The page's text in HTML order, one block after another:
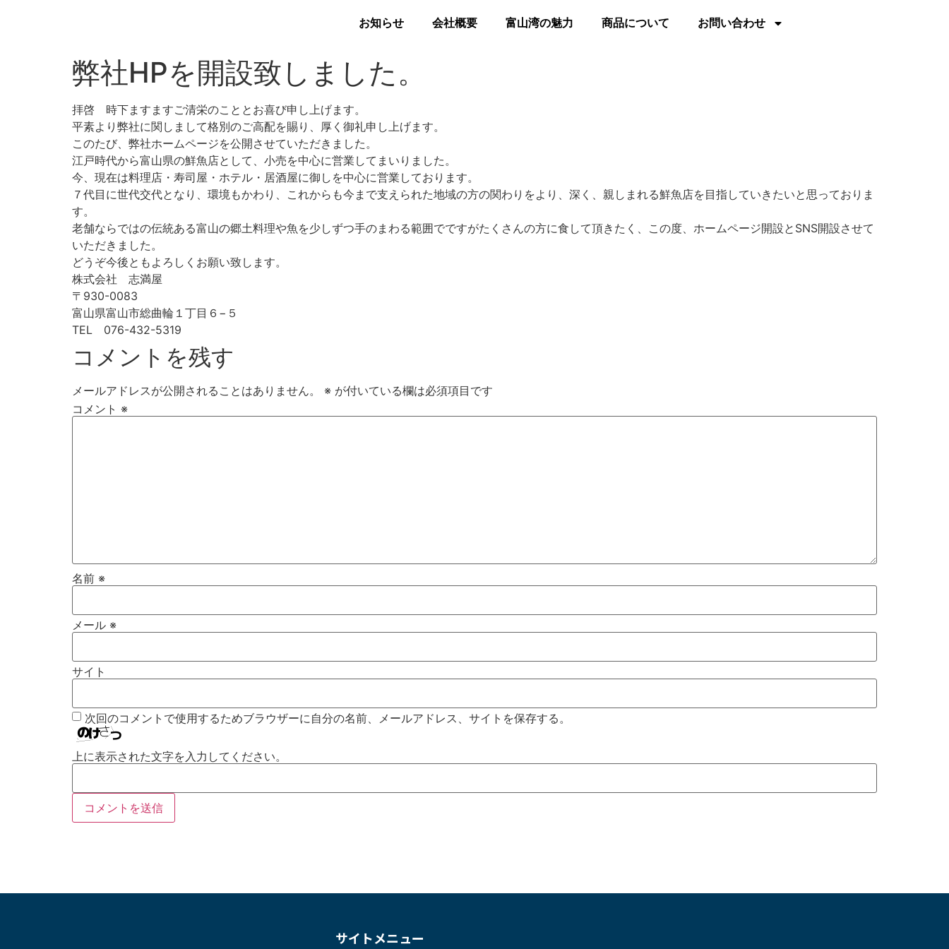
お知らせ 会社概要 富山湾の魅力 商品について お問い合わせ
弊社HPを開設致しました。
拝啓 時下ますますご清栄のこととお喜び申し上げます。
平素より弊社に関しまして格別のご高配を賜り、厚く御礼申し上げます。
このたび、弊社ホームページを公開させていただきました。
江戸時代から富山県の鮮魚店として、小売を中心に営業してまいりました。
今、現在は料理店・寿司屋・ホテル・居酒屋に御しを中心に営業しております。
７代目に世代交代となり、環境もかわり、これからも今まで支えられた地域の方の関わりをより、深く、親しまれる鮮魚店を目指していきたいと思っておりま
す。
老舗ならではの伝統ある富山の郷土料理や魚を少しずつ手のまわる範囲でですがたくさんの方に食して頂きたく、この度、ホームページ開設とSNS開設させて
いただきました。
どうぞ今後ともよろしくお願い致します。
株式会社 志満屋
〒930-0083
富山県富山市総曲輪１丁目６−５
TEL 076-432-5319
コメントを残す
メールアドレスが公開されることはありません。 ※ が付いている欄は必須項目です
コメント ※
名前 ※
メール ※
サイト
次回のコメントで使用するためブラウザーに自分の名前、メールアドレス、サイトを保存する。
上に表示された文字を入力してください。
サイトメニュー